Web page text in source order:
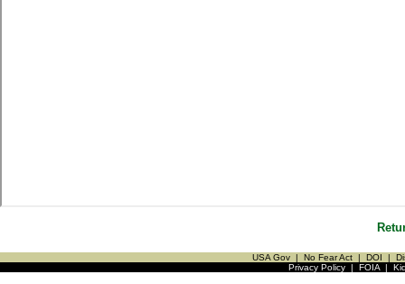
USA Gov | No Fear Act | DOI |
Privacy Policy| FOIA|